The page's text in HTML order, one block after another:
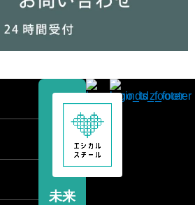
未来